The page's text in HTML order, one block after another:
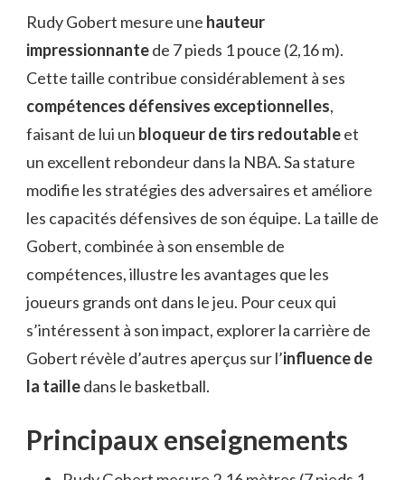
Rudy Gobert mesure une hauteur
impressionnantede 7 pieds 1 pouce (2,16 m).
Cette taille contribue considérablement à ses
compétences défensives exceptionnelles,
faisant de lui un bloqueur de tirs redoutableet
un excellent rebondeur dans la NBA. Sa stature
modifie les stratégies des adversaires et améliore
les capacités défensives de son équipe. La taille de
Gobert, combinée à son ensemble de
compétences, illustre les avantages que les
joueurs grands ont dans le jeu. Pour ceux qui
s’intéressent à son impact, explorer la carrière de
Gobert révèle d’autres aperçus sur l’influence de
la tailledans le basketball.
Principaux enseignements